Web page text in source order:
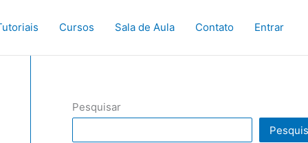
Cursos Sala de Aula Contato Entrar
Pesquisar